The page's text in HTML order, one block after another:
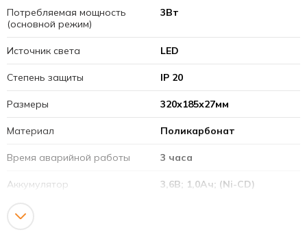
Потребляемая мощность
(основной режим)
3Вт
Источник света LED
Степень защиты IP 20
Размеры 320х185х27мм
Материал Поликарбонат
Время аварийной работы 3 часа
Аккумулятор 3,6В; 1,0Ач; (Ni-CD)
Режим работы